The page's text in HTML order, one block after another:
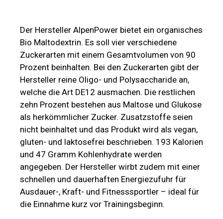
Der Hersteller AlpenPower bietet ein organisches
Bio Maltodextrin. Es soll vier verschiedene
Zuckerarten mit einem Gesamtvolumen von 90
Prozent beinhalten. Bei den Zuckerarten gibt der
Hersteller reine Oligo- und Polysaccharide an,
welche die Art DE12 ausmachen. Die restlichen
zehn Prozent bestehen aus Maltose und Glukose
als herkömmlicher Zucker. Zusatzstoffe seien
nicht beinhaltet und das Produkt wird als vegan,
gluten- und laktosefrei beschrieben. 193 Kalorien
und 47 Gramm Kohlenhydrate werden
angegeben. Der Hersteller wirbt zudem mit einer
schnellen und dauerhaften Energiezufuhr für
Ausdauer-, Kraft- und Fitnesssportler – ideal für
die Einnahme kurz vor Trainingsbeginn.